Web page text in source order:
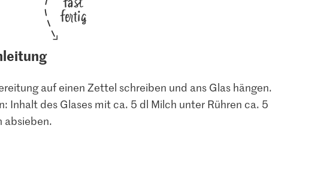
fertig
auf einen Zettel schreiben und ans Glas hängen.
Inhalt des Glases mit ca. 5 dl Milch unter Rühren ca. 5
absieben.